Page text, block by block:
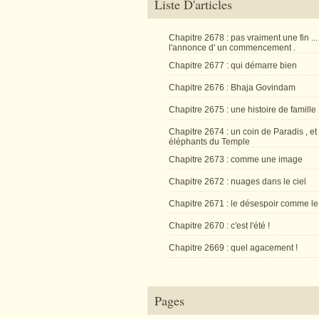
Liste D'articles
Chapitre 2678 : pas vraiment une fin ...
l'annonce d' un commencement .
Chapitre 2677 : qui démarre bien
Chapitre 2676 : Bhaja Govindam
Chapitre 2675 : une histoire de famille
Chapitre 2674 : un coin de Paradis , et
éléphants du Temple
Chapitre 2673 : comme une image
Chapitre 2672 : nuages dans le ciel
Chapitre 2671 : le désespoir comme
Chapitre 2670 : c'est l'été !
Chapitre 2669 : quel agacement !
Pages